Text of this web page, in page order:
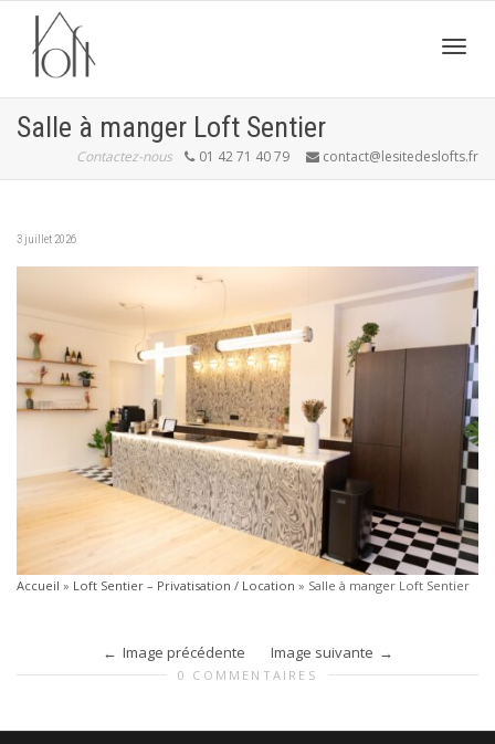
Salle à manger Loft Sentier
Contactez-nous 01 42 71 40 79 contact@lesitedeslofts.fr
3 juillet 2026
Accueil » Loft Sentier – Privatisation / Location » Salle à manger Loft Sentier
Image précédente Image suivante
0 COMMENTAIRES